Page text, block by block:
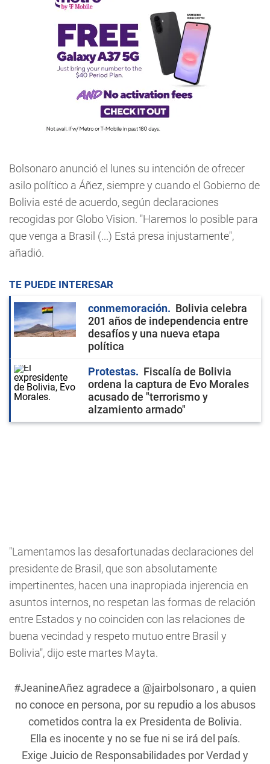
Bolsonaro anunció el lunes su intención de ofrecer
asilo político a Áñez, siempre y cuando el Gobierno de
Bolivia esté de acuerdo, según declaraciones
recogidas por Globo Vision. "Haremos lo posible para
que venga a Brasil (...) Está presa injustamente",
añadió.
TE PUEDE INTERESAR
conmemoración
Bolivia celebra
201 años de independencia entre
desafíos y una nueva etapa
política
Protestas
Fiscalía de Bolivia
ordena la captura de Evo Morales
acusado de "terrorismo y
alzamiento armado"
"Lamentamos las desafortunadas declaraciones del
presidente de Brasil, que son absolutamente
impertinentes, hacen una inapropiada injerencia en
asuntos internos, no respetan las formas de relación
entre Estados y no coinciden con las relaciones de
buena vecindad y respeto mutuo entre Brasil y
Bolivia", dijo este martes Mayta.
#JeanineAñez agradece a @jairbolsonaro , a quien
no conoce en persona, por su repudio a los abusos
cometidos contra la ex Presidenta de Bolivia.
Ella es inocente y no se fue ni se irá del país.
Exige Juicio de Responsabilidades por Verdad y